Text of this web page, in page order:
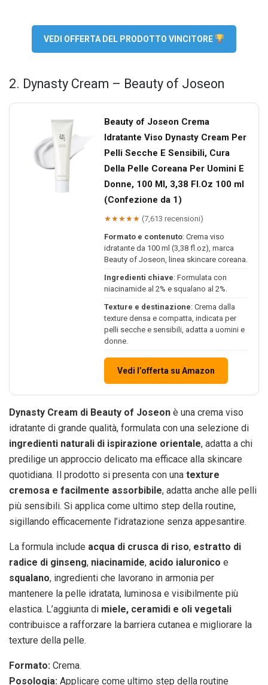
VEDI OFFERTA DEL PRODOTTO VINCITORE
2. Dynasty Cream – Beauty of Joseon
Beauty of Joseon Crema
Idratante Viso Dynasty Cream Per
Pelli Secche E Sensibili, Cura
Della Pelle Coreana Per Uomini E
Donne, 100 Ml, 3,38 Fl.Oz 100 ml
(Confezione da 1)
★★★★★ (7,613 recensioni)
Formato e contenuto: Crema viso
idratante da 100 ml (3,38 fl.oz), marca
Beauty of Joseon, linea skincare coreana.
Ingredienti chiave: Formulata con
niacinamide al 2% e squalano al 2%.
Texture e destinazione: Crema dalla
texture densa e compatta, indicata per
pelli secche e sensibili, adatta a uomini e
donne.
Vedi l’offerta su Amazon
Dynasty Cream di Beauty of Joseon è una crema viso
idratante di grande qualità, formulata con una selezione di
ingredienti naturali di ispirazione orientale, adatta a chi
predilige un approccio delicato ma efficace alla skincare
quotidiana. Il prodotto si presenta con una texture
cremosa e facilmente assorbibile, adatta anche alle pelli
più sensibili. Si applica come ultimo step della routine,
sigillando efficacemente l’idratazione senza appesantire.
La formula include acqua di crusca di riso, estratto di
radice di ginseng, niacinamide, acido ialuronico e
squalano, ingredienti che lavorano in armonia per
mantenere la pelle idratata, luminosa e visibilmente più
elastica. L’aggiunta di miele, ceramidi e oli vegetali
contribuisce a rafforzare la barriera cutanea e migliorare la
texture della pelle.
Formato: Crema.
Posologia: Applicare come ultimo step della routine